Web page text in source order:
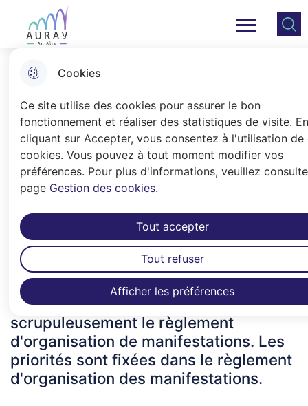
Cookies
Ce site utilise des cookies pour assurer le bon
fonctionnement et réaliser des statistiques de visite. En
cliquant sur Accepter, vous consentez à l'utilisation de
cookies. Vous pouvez à tout moment modifier vos
préférences. Pour plus d'informations, veuillez
page Gestion des cookies.
Afficher les préférences
Tout accepter
Tout refuser
Aller
au
menu
Consulter
le plan
Ville Auray Menu principal
Accueil
Vous trouverez ici toutes les
informations utiles pour l’organisation
d’une manifestation à Auray.
Afin de répondre au mieux à toutes les
demandes, les associations sont
invitées à prévoir le calendrier annuel
de leurs manifestations et de suivre
scrupuleusement le règlement
d'organisation de manifestations. Les
priorités sont fixées dans le règlement
d'organisation des manifestations.